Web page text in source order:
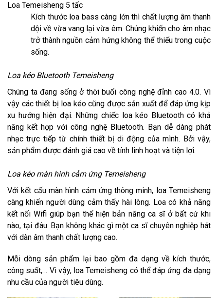
Loa Temeisheng 5 tấc
Kích thước loa bass càng lớn thì chất lượng âm thanh
dội về vừa vang lại vừa êm. Chúng khiến cho âm nhạc
trở thành nguồn cảm hứng không thể thiếu trong cuộc
sống.
Loa kéo Bluetooth Temeisheng
Chúng ta đang sống ở thời buổi công nghệ đỉnh cao 4.0. Vì
vậy các thiết bị loa kéo cũng được sản xuất để đáp ứng kịp
xu hướng hiện đại. Những chiếc loa kéo Bluetooth có khả
năng kết hợp với công nghệ Bluetooth. Bạn dễ dàng phát
nhạc trực tiếp từ chính thiết bị di động của mình. Bởi vậy,
sản phẩm được đánh giá cao về tính linh hoạt và tiện lợi.
Loa kéo màn hình cảm ứng Temeisheng
Với kết cấu màn hình cảm ứng thông minh, loa Temeisheng
càng khiến người dùng cảm thấy hài lòng. Loa có khả năng
kết nối Wifi giúp bạn thể hiện bản năng ca sĩ ở bất cứ khi
nào, tại đâu. Bạn không khác gì một ca sĩ chuyên nghiệp hát
với dàn âm thanh chất lượng cao.
Mỗi dòng sản phẩm lại bao gồm đa dạng về kích thước,
công suất,… Vì vậy, loa Temeisheng có thể đáp ứng đa dạng
nhu cầu của người tiêu dùng.